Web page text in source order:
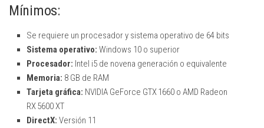
Mínimos:
Se requiere un procesador y sistema operativo de 64 bits
Sistema operativo: Windows 10 o superior
Procesador: Intel i5 de novena generación o equivalente
Memoria: 8 GB de RAM
Tarjeta gráfica: NVIDIA GeForce GTX 1660 o AMD Radeon
RX 5600 XT
DirectX: Versión 11